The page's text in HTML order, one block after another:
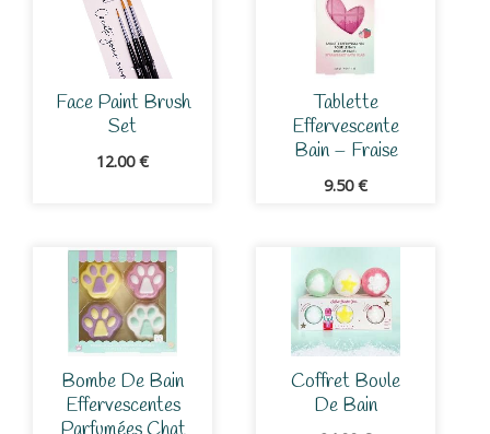
Face Paint Brush
Set
12.00€
Tablette
Effervescente
Bain – Fraise
9.50€
Bombe De Bain
Effervescentes
Coffret Boule
De Bain